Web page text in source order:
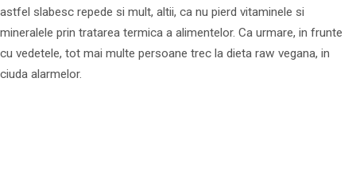
astfel slabesc repede si mult, altii, ca nu pierd vitaminele si
mineralele prin tratarea termica a alimentelor. Ca urmare, in frunte
cu vedetele, tot mai multe persoane trec la dieta raw vegana, in
ciuda alarmelor.